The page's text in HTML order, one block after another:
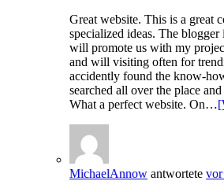
Great website. This is a great
specialized ideas. The
will promote us with my
and will visiting often for
accidently found the know-
searched all over the place
What a perfect website. On…
MichaelAnnow antwortete vor